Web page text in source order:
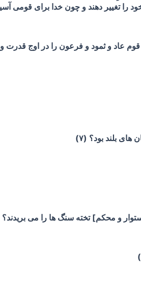
را تغيير دهند و چون خدا براى قومى
نیز خداوند سه قوم عاد و ثمود و فرعون را
بلند بود؟ (۷)
و محکم] تخته سنگ ها را می بریدند؟